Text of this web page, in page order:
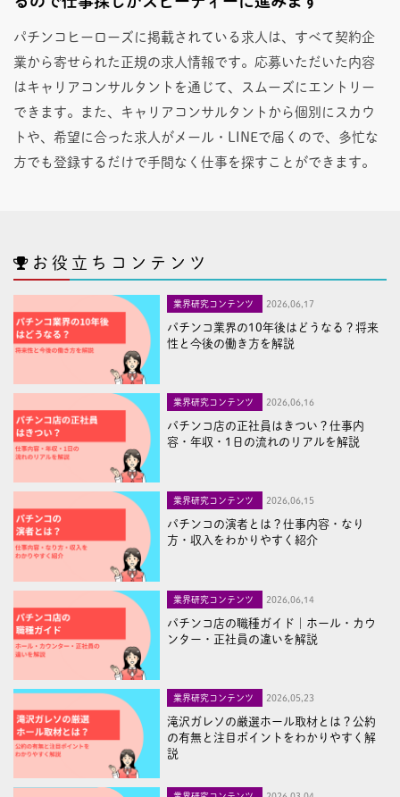
パチンコヒーローズに掲載されている求人は、すべて契約企
業から寄せられた正規の求人情報です。応募いただいた内容
はキャリアコンサルタントを通じて、スムーズにエントリー
できます。また、キャリアコンサルタントから個別にスカウ
トや、希望に合った求人がメール・LINEで届くので、多忙な
方でも登録するだけで手間なく仕事を探すことができます。
お役立ちコンテンツ
業界研究コンテンツ 2026,06,17
パチンコ業界の10年後はどうなる？将来
性と今後の働き方を解説
業界研究コンテンツ 2026,06,16
パチンコ店の正社員はきつい？仕事内
容・年収・1日の流れのリアルを解説
業界研究コンテンツ 2026,06,15
パチンコの演者とは？仕事内容・なり
方・収入をわかりやすく紹介
業界研究コンテンツ 2026,06,14
パチンコ店の職種ガイド｜ホール・カウ
ンター・正社員の違いを解説
業界研究コンテンツ 2026,05,23
滝沢ガレソの厳選ホール取材とは？公約
の有無と注目ポイントをわかりやすく解
説